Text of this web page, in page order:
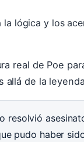
lógica y los
real de Poe
allá de la
resolvió
pudo haber